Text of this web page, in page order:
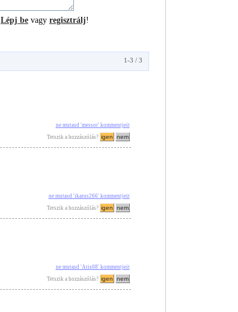
Lépj be vagy regisztrálj!
1-3 / 3
ne mutasd 'messor' kommentjeit
Tetszik a hozzászólás?
ne mutasd 'ikarus266' kommentjeit
Tetszik a hozzászólás?
ne mutasd 'Atis08' kommentjeit
Tetszik a hozzászólás?